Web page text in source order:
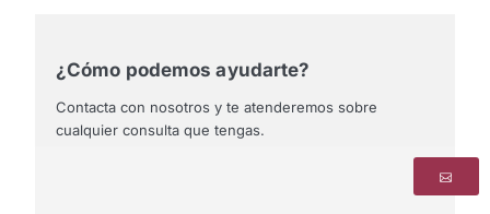
¿Cómo podemos ayudarte?
Contacta con nosotros y te atenderemos sobre
cualquier consulta que tengas.